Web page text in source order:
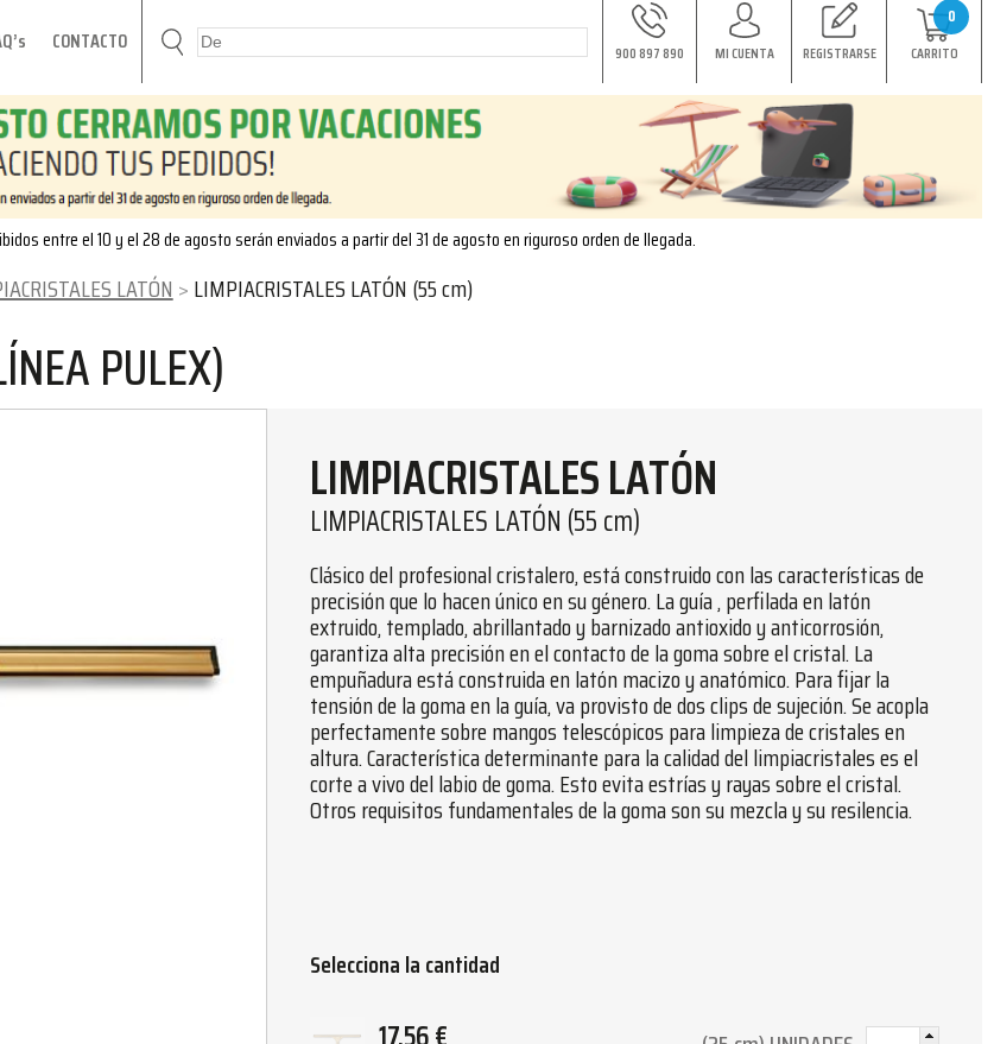
CONTACTO 900 897 890 MI CUENTA REGISTRARSE
0
CARRITO
entre el 10 y el 28 de agosto serán enviados a partir del 31 de agosto en riguroso orden de llegada.
LATÓN LIMPIACRISTALES LATÓN (55 cm)
PULEX)
LIMPIACRISTALES LATÓN
LIMPIACRISTALES LATÓN (55 cm)
Clásico del profesional cristalero, está construido con las características de
precisión que lo hacen único en su género. La guía , perfilada en latón
extruido, templado, abrillantado y barnizado antioxido y anticorrosión,
garantiza alta precisión en el contacto de la goma sobre el cristal. La
empuñadura está construida en latón macizo y anatómico. Para fijar la
tensión de la goma en la guía, va provisto de dos clips de sujeción. Se acopla
perfectamente sobre mangos telescópicos para limpieza de cristales en
altura. Característica determinante para la calidad del limpiacristales es el
corte a vivo del labio de goma. Esto evita estrías y rayas sobre el cristal.
Otros requisitos fundamentales de la goma son su mezcla y su resilencia.
Selecciona la cantidad